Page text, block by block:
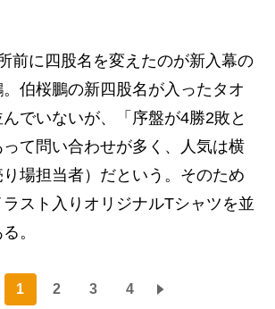
前に四股名を変えたのが新入幕の
伯桜鵬の新四股名が入ったタオ
でいないが、「序盤が4勝2敗と
て問い合わせが多く、人気は横
場担当者）だという。そのため
スト入りオリジナルTシャツを並
。
1 2 3 4